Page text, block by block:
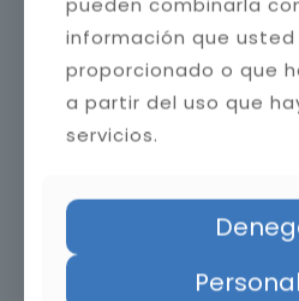
información que usted
proporcionado o que
a partir del uso que
servicios.